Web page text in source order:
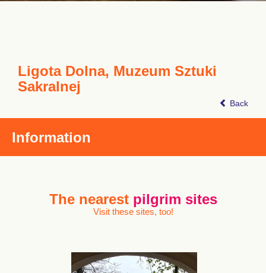
Ligota Dolna, Muzeum Sztuki
Sakralnej
Back
Information
The nearest pilgrim sites
Visit these sites, too!